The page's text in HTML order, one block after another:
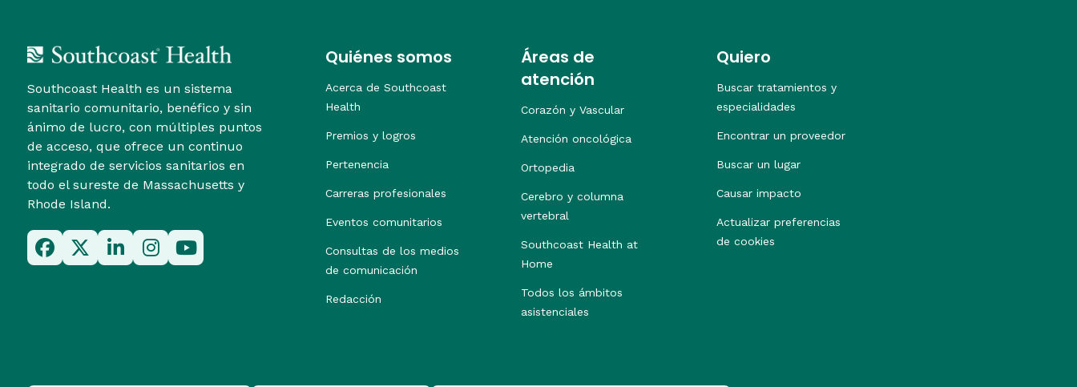
Southcoast Health es un sistema
sanitario comunitario, benéfico y sin
ánimo de lucro, con múltiples puntos
de acceso, que ofrece un continuo
integrado de servicios sanitarios en
todo el sureste de Massachusetts y
Rhode Island.
Quiénes somos
Acerca de Southcoast
Health
Premios y logros
Pertenencia
Carreras profesionales
Eventos comunitarios
Consultas de los medios
de comunicación
Redacción
Áreas de
atención
Corazón y Vascular
Atención oncológica
Ortopedia
Cerebro y columna
vertebral
Southcoast Health at
Home
Todos los ámbitos
asistenciales
Quiero
Buscar tratamientos y
especialidades
Encontrar un proveedor
Buscar un lugar
Causar impacto
Actualizar preferencias
de cookies